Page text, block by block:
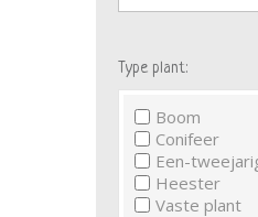
Type plant:
Boom
Conifeer
Een-
Heester
Vaste plant